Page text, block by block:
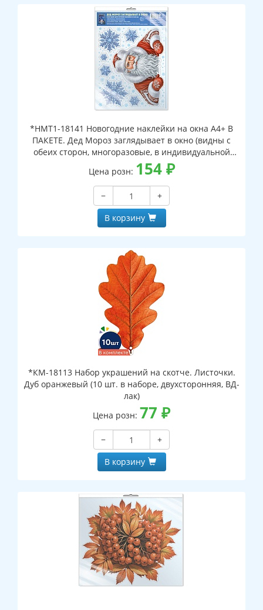
*НМТ1-18141 Новогодние наклейки на окна А4+ В
ПАКЕТЕ. Дед Мороз заглядывает в окно (видны с
обеих сторон, многоразовые, в индивидуальной
упаковке, с европодвесом и клеевым клапаном)
Цена розн: 154₽
−
+
В корзину
*КМ-18113 Набор украшений на скотче. Листочки.
Дуб оранжевый (10 шт. в наборе, двухсторонняя, ВД-
лак)
Цена розн: 77 ₽
−
+
В корзину